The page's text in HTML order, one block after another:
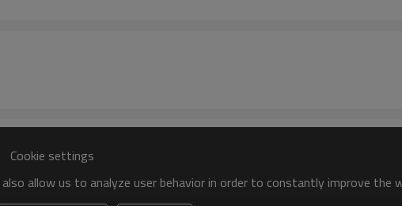
Cookie settings
allow us to analyze user behavior in order to constantly improve the